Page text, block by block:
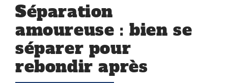
Séparation
amoureuse : bien se
séparer pour
rebondir après